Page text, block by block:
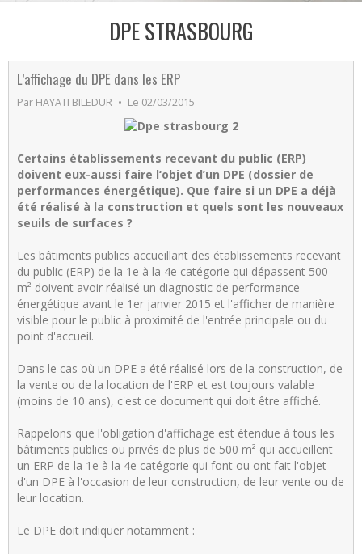
DPE STRASBOURG
L’affichage du DPE dans les ERP
Par HAYATI BILEDUR Le 02/03/2015
Certains établissements recevant du public (ERP)
doivent eux-aussi faire l‘objet d’un DPE (dossier de
performances énergétique). Que faire si un DPE a déjà
été réalisé à la construction et quels sont les nouveaux
seuils de surfaces ?
Les bâtiments publics accueillant des établissements recevant
du public (ERP) de la 1e à la 4e catégorie qui dépassent 500
m² doivent avoir réalisé un diagnostic de performance
énergétique avant le 1er janvier 2015 et l'afficher de manière
visible pour le public à proximité de l'entrée principale ou du
point d'accueil.
Dans le cas où un DPE a été réalisé lors de la construction, de
la vente ou de la location de l'ERP et est toujours valable
(moins de 10 ans), c'est ce document qui doit être affiché.
Rappelons que l'obligation d'affichage est étendue à tous les
bâtiments publics ou privés de plus de 500 m² qui accueillent
un ERP de la 1e à la 4e catégorie qui font ou ont fait l'objet
d'un DPE à l'occasion de leur construction, de leur vente ou de
leur location.
Le DPE doit indiquer notamment :